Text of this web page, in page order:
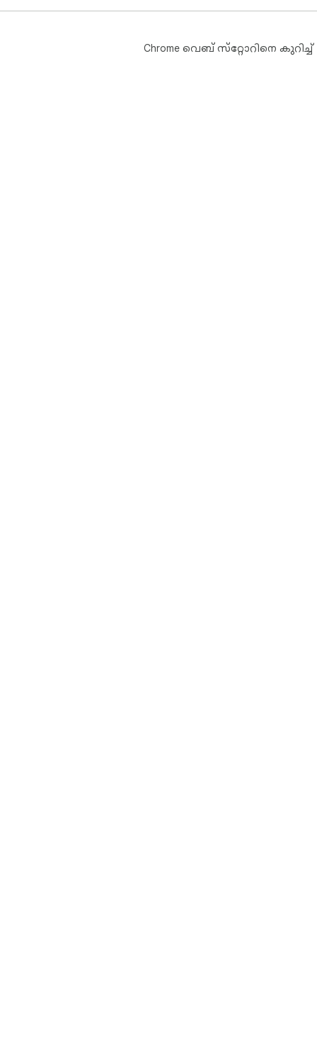
Chrome വെബ് സ്‌റ്റോറിനെ കുറിച്ച്